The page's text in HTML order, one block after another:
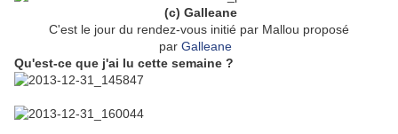
(c) Galleane
C'est le jour du rendez-vous initié par Mallou proposé
par Galleane
Qu'est-ce que j'ai lu cette semaine ?